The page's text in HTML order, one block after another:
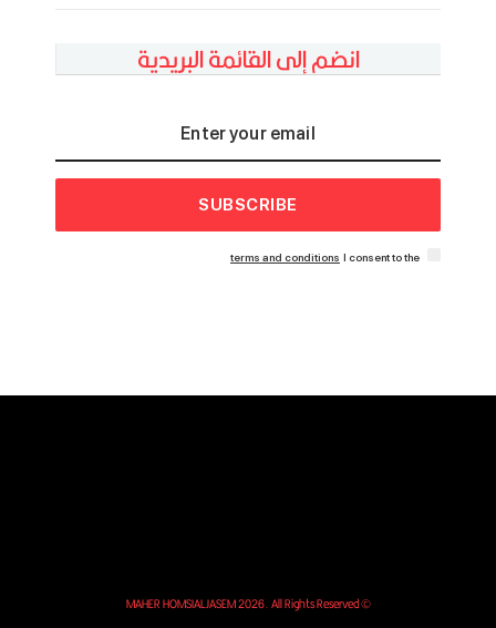
انضم إلى القائمة البريدية
SUBSCRIBE
I consent to the
terms and conditions
© MAHER HOMSIALJASEM 2026. All Rights Reserved